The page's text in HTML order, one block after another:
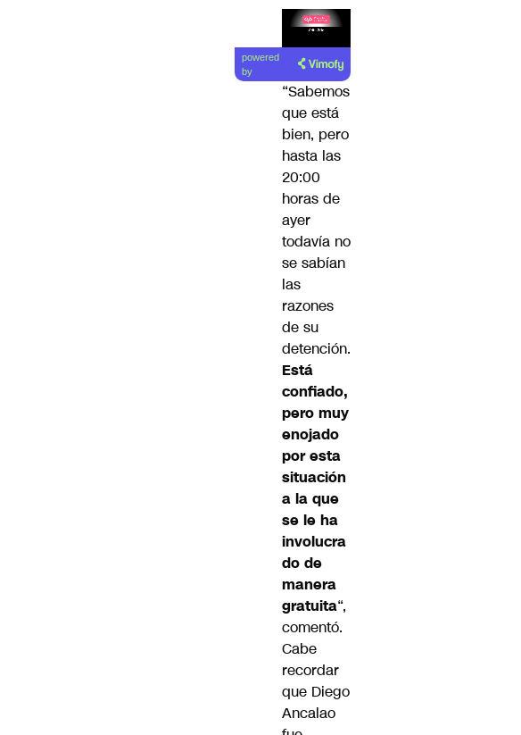
Lea el
artículo
powered
by
“Sabemos
que está
bien, pero
hasta las
20:00
horas de
ayer
todavía no
se sabían
las
razones
de su
detención.
Está
confiado,
pero muy
enojado
por esta
situación
a la que
se le ha
involucra
do de
manera
gratuita“,
comentó.
Cabe
recordar
que Diego
Ancalao